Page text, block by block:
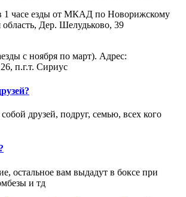
1 часе езды от МКАД по Новорижскому
Дер. Шелудьково, 39
с ноября по март). Адрес:
п.г.т. Сириус
друзей, подруг, семью, всех кого
остальное вам выдадут в боксе при
и тд